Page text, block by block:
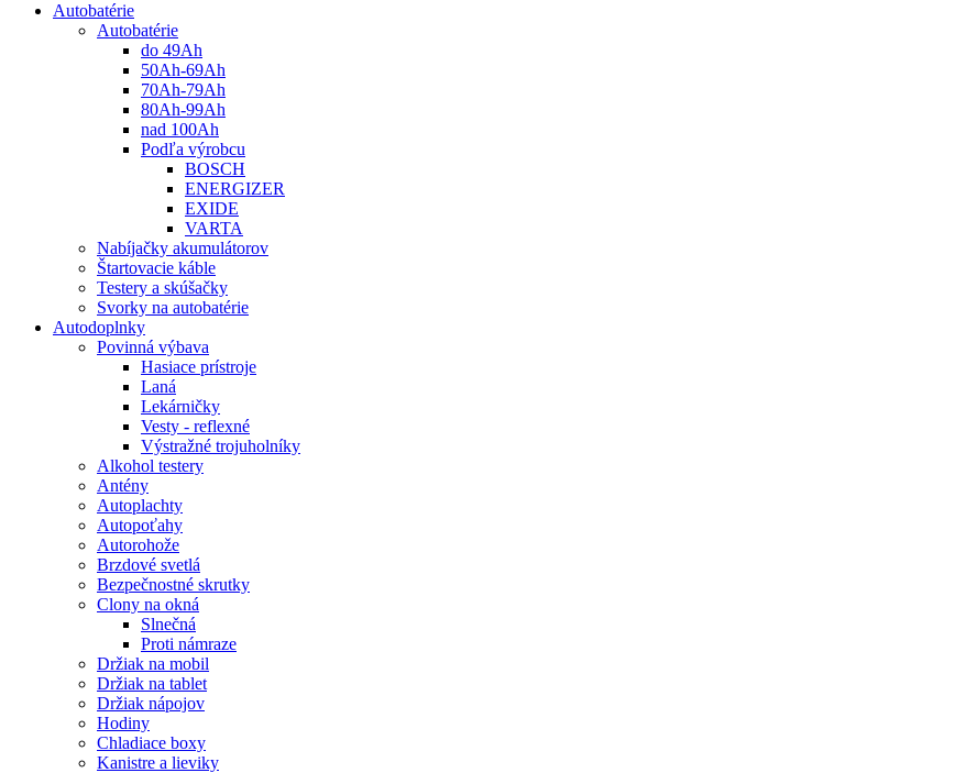
Autobatérie
Autobatérie
do 49Ah
50Ah-69Ah
70Ah-79Ah
80Ah-99Ah
nad 100Ah
Podľa výrobcu
BOSCH
ENERGIZER
EXIDE
VARTA
Nabíjačky akumulátorov
Štartovacie káble
Testery a skúšačky
Svorky na autobatérie
Autodoplnky
Povinná výbava
Hasiace prístroje
Laná
Lekárničky
Vesty - reflexné
Výstražné trojuholníky
Alkohol testery
Antény
Autoplachty
Autopoťahy
Autorohože
Brzdové svetlá
Bezpečnostné skrutky
Clony na okná
Slnečná
Proti námraze
Držiak na mobil
Držiak na tablet
Držiak nápojov
Hodiny
Chladiace boxy
Kanistre a lieviky